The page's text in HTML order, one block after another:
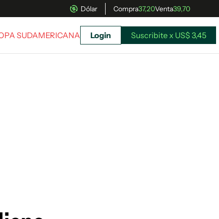
Dólar Compra37,20Venta39,70
SUDAMERICANA Login Suscribite x US$ 3,45